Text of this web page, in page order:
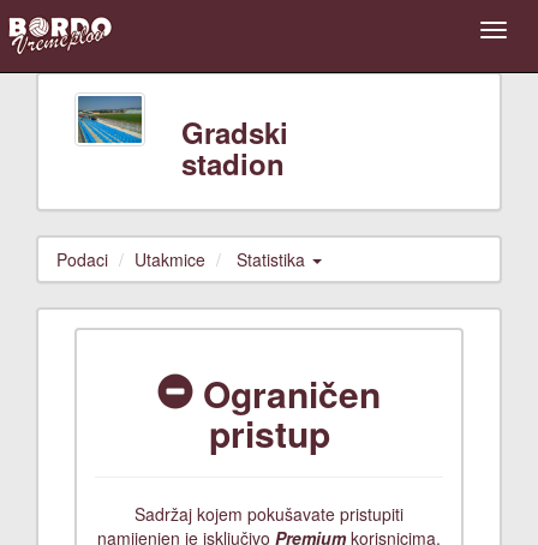
Gradski
stadion
Podaci Utakmice Statistika
Ograničen
pristup
Sadržaj kojem pokušavate pristupiti
namijenjen je isključivo Premiumkorisnicima.